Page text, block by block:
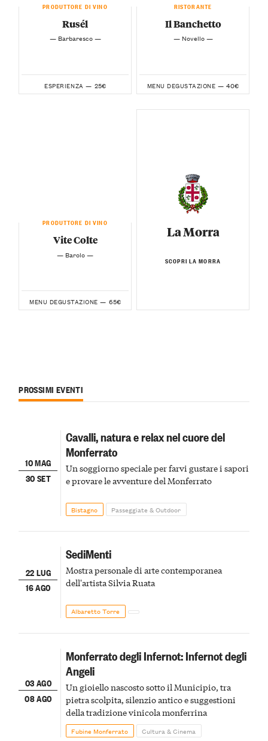
PRODUTTORE DI VINO
Rusél
— Barbaresco —
ESPERIENZA — 25€
RISTORANTE
Il Banchetto
— Novello —
MENU DEGUSTAZIONE — 40€
PRODUTTORE DI VINO
Vite Colte
— Barolo —
MENU DEGUSTAZIONE — 65€
La Morra
SCOPRI LA MORRA
PROSSIMI EVENTI
10 MAG
30 SET
Cavalli, natura e relax nel cuore del
Monferrato
Un soggiorno speciale per farvi gustare i sapori
e provare le avventure del Monferrato
Bistagno Passeggiate & Outdoor
22 LUG
16 AGO
SediMenti
Mostra personale di arte contemporanea
dell'artista Silvia Ruata
Albaretto Torre
03 AGO
08 AGO
Monferrato degli Infernot: Infernot degli
Angeli
Un gioiello nascosto sotto il Municipio, tra
pietra scolpita, silenzio antico e suggestioni
della tradizione vinicola monferrina
Fubine Monferrato Cultura & Cinema